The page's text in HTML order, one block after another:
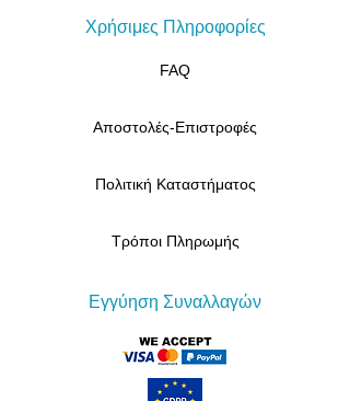
Χρήσιμες Πληροφορίες
FAQ
Αποστολές-Επιστροφές
Πολιτική Καταστήματος
Τρόποι Πληρωμής
Εγγύηση Συναλλαγών